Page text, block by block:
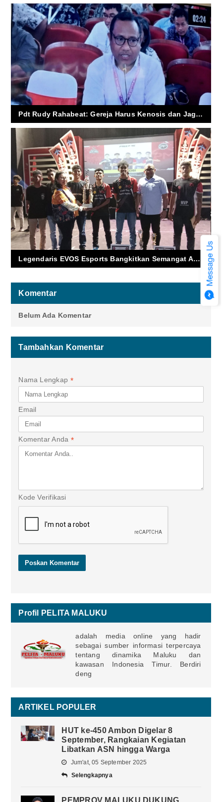
Pdt Rudy Rahabeat: Gereja Harus Kenosis dan Jaga Kedaulatan Pangan sebagai Warisan Budaya
Legendaris EVOS Esports Bangkitkan Semangat Anak Muda Maluku di Ajang Free Fire
Komentar
Belum Ada Komentar
Tambahkan Komentar
Nama Lengkap *
Email
Komentar Anda *
Kode Verifikasi
Profil PELITA MALUKU
adalah media online yang hadir
sebagai sumber informasi terpercaya
tentang dinamika Maluku dan
kawasan Indonesia Timur. Berdiri
deng
ARTIKEL POPULER
HUT ke-450 Ambon Digelar 8
September, Rangkaian Kegiatan
Libatkan ASN hingga Warga
Jum'at, 05 September 2025
Selengkapnya